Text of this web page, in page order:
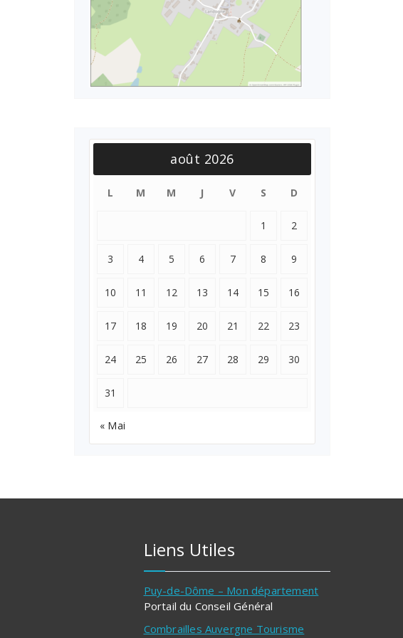
août 2026
L M M J V S D
1 2
3 4 5 6 7 8 9
10 11 12 13 14 15 16
17 18 19 20 21 22 23
24 25 26 27 28 29 30
31
« Mai
Liens Utiles
Puy-de-Dôme – Mon département
Portail du Conseil Général
Combrailles Auvergne Tourisme